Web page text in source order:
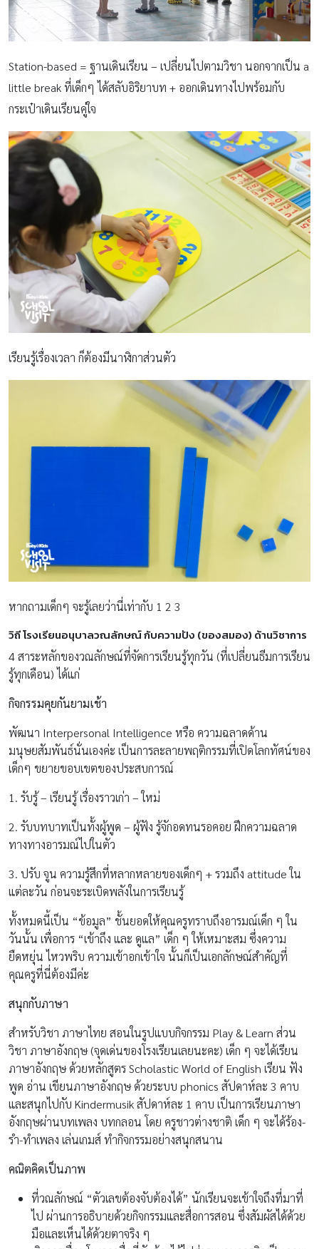
Station-based = ฐานเดินเรียน – เปลี่ยนไปตามวิชา นอกจากเป็น a
little break ที่เด็กๆ ได้สลับอิริยาบท + ออกเดินทางไปพร้อมกับ
กระเป๋าเดินเรียนคู่ใจ
เรียนรู้เรื่องเวลา ก็ต้องมีนาฬิกาส่วนตัว
หากถามเด็กๆ จะรู้เลยว่านี่เท่ากับ 1 2 3
วิถี โรงเรียนอนุบาลวณลักษณ์ กับความปัง (ของสมอง) ด้านวิชาการ
4 สาระหลักของวณลักษณ์ที่จัดการเรียนรู้ทุกวัน (ที่เปลี่ยนธีมการเรียน
รู้ทุกเดือน) ได้แก่
กิจกรรมคุยกันยามเช้า
พัฒนา Interpersonal Intelligence หรือ ความฉลาดด้าน
มนุษยสัมพันธ์นั่นเองค่ะ เป็นการละลายพฤติกรรมที่เปิดโลกทัศน์ของ
เด็กๆ ขยายขอบเขตของประสบการณ์
1. รับรู้ – เรียนรู้ เรื่องราวเก่า – ใหม่
2. รับบทบาทเป็นทั้งผู้พูด – ผู้ฟัง รู้จักอดทนรอคอย ฝึกความฉลาด
ทางทางอารมณ์ไปในตัว
3. ปรับ จูน ความรู้สึกที่หลากหลายของเด็กๆ + รวมถึง attitude ใน
แต่ละวัน ก่อนจะระเบิดพลังในการเรียนรู้
ทั้งหมดนี้เป็น “ข้อมูล” ชั้นยอดให้คุณครูทราบถึงอารมณ์เด็ก ๆ ใน
วันนั้น เพื่อการ “เข้าถึง และ ดูแล” เด็ก ๆ ให้เหมาะสม ซึ่งความ
ยืดหยุ่น ไหวพริบ ความเข้าอกเข้าใจ นั้นก็เป็นเอกลักษณ์สำคัญที่
คุณครูที่นี่ต้องมีค่ะ
สนุกกับภาษา
สำหรับวิชา ภาษาไทย สอนในรูปแบบกิจกรรม Play & Learn ส่วน
วิชา ภาษาอังกฤษ (จุดเด่นของโรงเรียนเลยนะคะ) เด็ก ๆ จะได้เรียน
ภาษาอังกฤษ ด้วยหลักสูตร Scholastic World of English เรียน ฟัง
พูด อ่าน เขียนภาษาอังกฤษ ด้วยระบบ phonics สัปดาห์ละ 3 คาบ
และสนุกไปกับ Kindermusik สัปดาห์ละ 1 คาบ เป็นการเรียนภาษา
อังกฤษผ่านบทเพลง บทกลอน โดย ครูชาวต่างชาติ เด็ก ๆ จะได้ร้อง-
รำ-ทำเพลง เล่นเกมส์ ทำกิจกรรมอย่างสนุกสนาน
คณิตคิดเป็นภาพ
ที่วณลักษณ์ “ตัวเลขต้องจับต้องได้” นักเรียนจะเข้าใจถึงที่มาที่
ไป ผ่านการอธิบายด้วยกิจกรรมและสื่อการสอน ซึ่งสัมผัสได้ด้วย
มือและเห็นได้ด้วยตาจริง ๆ